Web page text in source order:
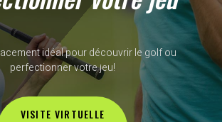
idéal pour découvrir le golf ou
perfectionner votre jeu!
VISITE VIRTUELLE